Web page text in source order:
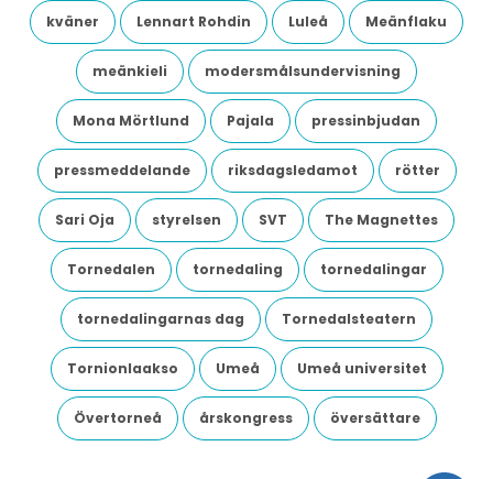
kväner Lennart Rohdin Luleå Meänflaku
meänkieli modersmålsundervisning
Mona Mörtlund Pajala pressinbjudan
pressmeddelande riksdagsledamot rötter
Sari Oja styrelsen SVT The Magnettes
Tornedalen tornedaling tornedalingar
tornedalingarnas dag Tornedalsteatern
Tornionlaakso Umeå Umeå universitet
Övertorneå årskongress översättare